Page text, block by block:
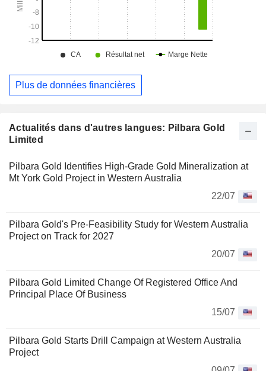
Actualités dans d'autres langues: Pilbara Gold
Limited
Pilbara Gold Identifies High-Grade Gold Mineralization at
Mt York Gold Project in Western Australia
22/07
Pilbara Gold's Pre-Feasibility Study for Western Australia
Project on Track for 2027
20/07
Pilbara Gold Limited Change Of Registered Office And
Principal Place Of Business
15/07
Pilbara Gold Starts Drill Campaign at Western Australia
Project
Plus de données financières